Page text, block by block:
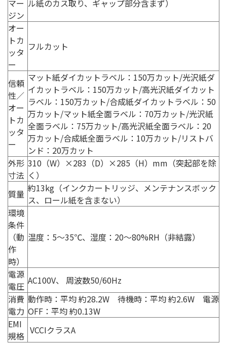
マー
ジン
ル紙のカス取り、ギャップ部分含まず）
オー
トカ
ッタ
ー
フルカット
信頼
性／
オー
トカ
ッタ
ー
マット紙ダイカットラベル：150万カット/光沢紙ダ
イカットラベル：150万カット/高光沢紙ダイカット
ラベル：150万カット/合成紙ダイカットラベル：50
万カット/マット紙全面ラベル：70万カット/光沢紙
全面ラベル：75万カット/高光沢紙全面ラベル：20
万カット/合成紙全面ラベル：10万カット/リストバ
ンド：20万カット
外形
寸法
310（W）×283（D）×285（H）mm（突起部を除
く）
質量 約13kg（インクカートリッジ、メンテナンスボック
ス、ロール紙を含まない）
環境
条件
（動
作
時）
温度：5〜35℃、湿度：20〜80%RH（非結露）
電源
電圧 AC100V、 周波数50/60Hz
消費
電力
動作時：平均 約28.2W 待機時：平均 約2.6W 電源
OFF：平均 約0.13W
EMI
規格 VCCIクラスA